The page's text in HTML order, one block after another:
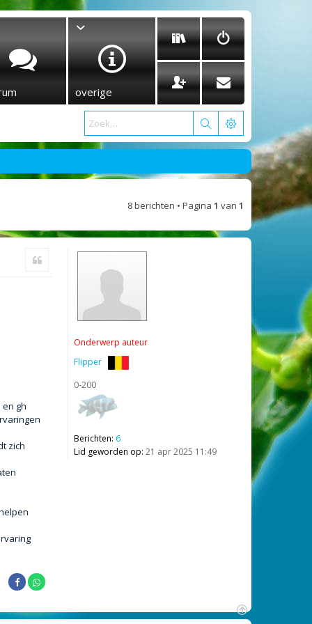
overige
8 berichten • Pagina 1 van 1
Onderwerp auteur
Flipper
0-200
Berichten: 6
Lid geworden op: 21 apr 2025 11:49
gh
zich
O